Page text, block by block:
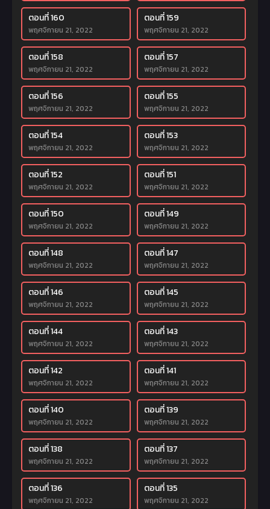
ตอนที่ 160
พฤศจิกายน 21, 2022
ตอนที่ 159
พฤศจิกายน 21, 2022
ตอนที่ 158
พฤศจิกายน 21, 2022
ตอนที่ 157
พฤศจิกายน 21, 2022
ตอนที่ 156
พฤศจิกายน 21, 2022
ตอนที่ 155
พฤศจิกายน 21, 2022
ตอนที่ 154
พฤศจิกายน 21, 2022
ตอนที่ 153
พฤศจิกายน 21, 2022
ตอนที่ 152
พฤศจิกายน 21, 2022
ตอนที่ 151
พฤศจิกายน 21, 2022
ตอนที่ 150
พฤศจิกายน 21, 2022
ตอนที่ 149
พฤศจิกายน 21, 2022
ตอนที่ 148
พฤศจิกายน 21, 2022
ตอนที่ 147
พฤศจิกายน 21, 2022
ตอนที่ 146
พฤศจิกายน 21, 2022
ตอนที่ 145
พฤศจิกายน 21, 2022
ตอนที่ 144
พฤศจิกายน 21, 2022
ตอนที่ 143
พฤศจิกายน 21, 2022
ตอนที่ 142
พฤศจิกายน 21, 2022
ตอนที่ 141
พฤศจิกายน 21, 2022
ตอนที่ 140
พฤศจิกายน 21, 2022
ตอนที่ 139
พฤศจิกายน 21, 2022
ตอนที่ 138
พฤศจิกายน 21, 2022
ตอนที่ 137
พฤศจิกายน 21, 2022
ตอนที่ 136
พฤศจิกายน 21, 2022
ตอนที่ 135
พฤศจิกายน 21, 2022